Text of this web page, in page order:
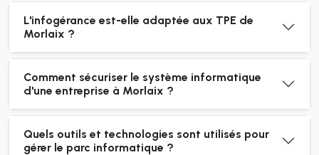
L'infogérance est-elle adaptée aux TPE de
Morlaix ?
Comment sécuriser le système informatique
d'une entreprise à Morlaix ?
Quels outils et technologies sont utilisés pour
gérer le parc informatique ?